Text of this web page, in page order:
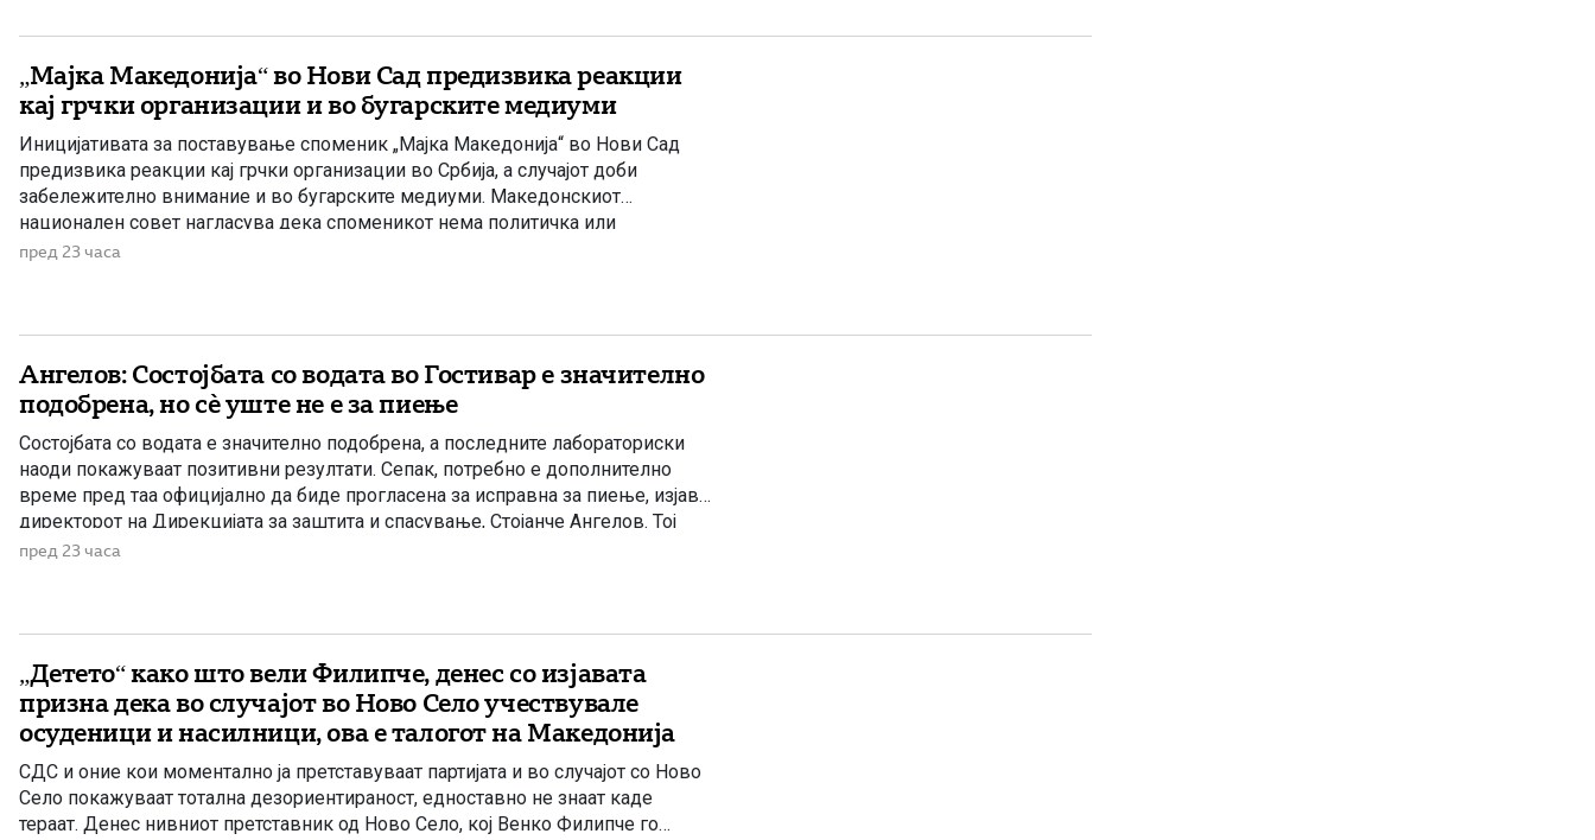
„Мајка Македонија“ во Нови Сад предизвика реакции
кај грчки организации и во бугарските медиуми
Иницијативата за поставување споменик „Мајка Македонија“ во Нови Сад
предизвика реакции кај грчки организации во Србија, а случајот доби
забележително внимание и во бугарските медиуми. Македонскиот
национален совет нагласува дека споменикот нема политичка или
територијална порака, туку треба да биде траен симбол на македонскиот
пред 23 часа
Ангелов: Состојбата со водата во Гостивар е значително
подобрена, но сè уште не е за пиење
Состојбата со водата е значително подобрена, а последните лабораториски
наоди покажуваат позитивни резултати. Сепак, потребно е дополнително
време пред таа официјално да биде прогласена за исправна за пиење, изјави
директорот на Дирекцијата за заштита и спасување, Стојанче Ангелов. Тој
посочи дека конечната одлука ќе ја донесе Агенцијата за храна и
пред 23 часа
„Детето“ како што вели Филипче, денес со изјавата
призна дека во случајот во Ново Село учествувале
осуденици и насилници, ова е талогот на Македонија
СДС и оние кои моментално ја претставуваат партијата и во случајот со Ново
Село покажуваат тотална дезориентираност, едноставно не знаат каде
тераат. Денес нивниот претставник од Ново Село, кој Венко Филипче го